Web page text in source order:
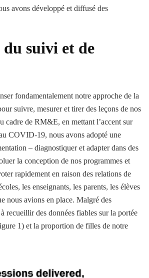
avons développé et diffusé des
suivi et de
fondamentalement notre approche de la
suivre, mesurer et tirer des leçons de nos
cadre de RM&E, en mettant l’accent sur
COVID-19, nous avons adopté une
– diagnostiquer et adapter dans des
la conception de nos programmes et
rapidement en raison des relations de
les enseignants, les parents, les élèves
nous avions en place. Malgré des
recueillir des données fiables sur la portée
1) et la proportion de filles de notre